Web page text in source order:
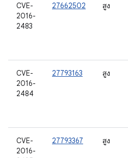
CVE-
2016-
2483
27662502 สูง
CVE-
2016-
2484
27793163 สูง
CVE-
2016-
27793367 สูง